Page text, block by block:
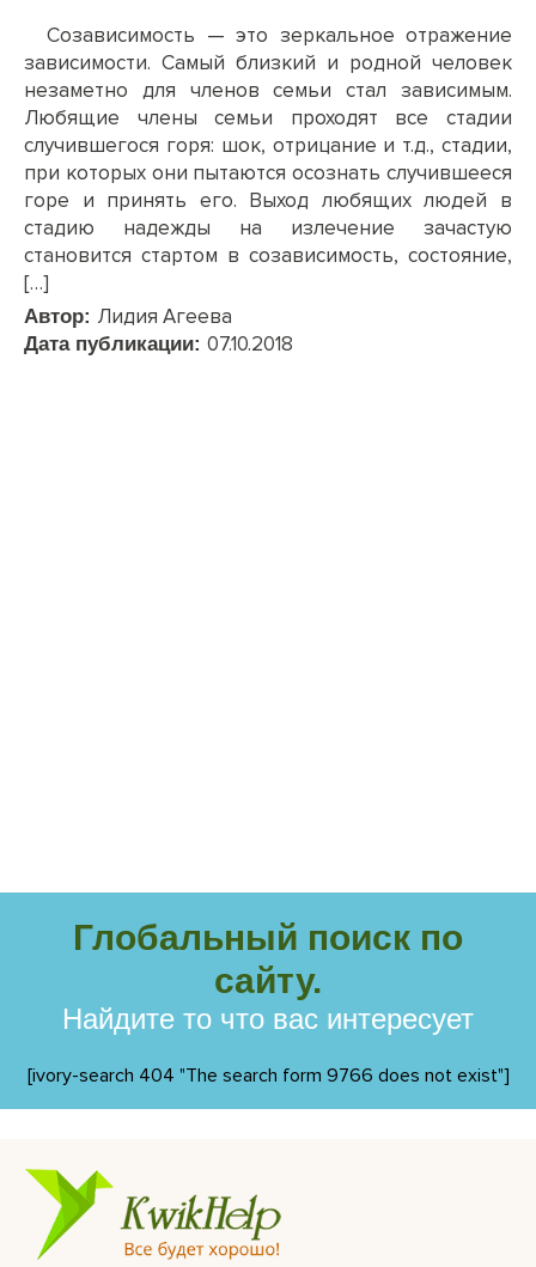
Созависимость — это зеркальное отражение
зависимости. Самый близкий и родной человек
незаметно для членов семьи стал зависимым.
Любящие члены семьи проходят все стадии
случившегося горя: шок, отрицание и т.д., стадии,
при которых они пытаются осознать случившееся
горе и принять его. Выход любящих людей в
стадию надежды на излечение зачастую
становится стартом в созависимость, состояние,
[…]
Автор: Лидия Агеева
Дата публикации: 07.10.2018
Глобальный поиск по
сайту.
Найдите то что вас интересует
[ivory-search 404 "The search form 9766 does not exist"]